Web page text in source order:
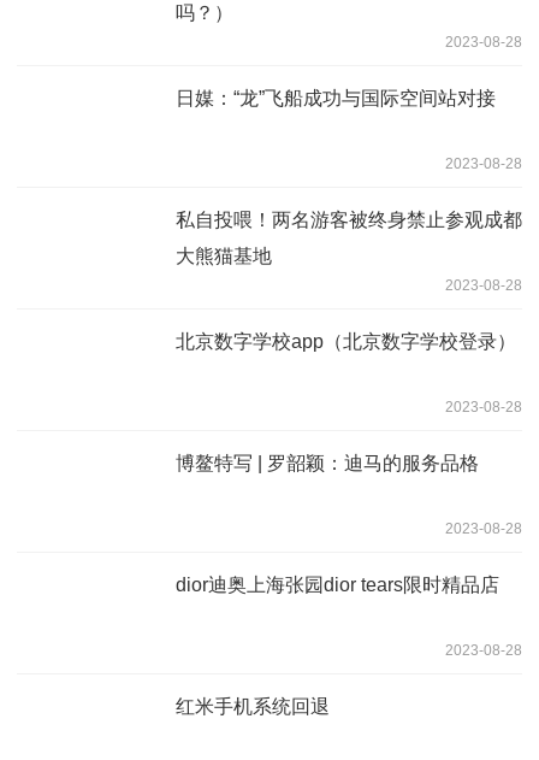
吗？）
2023-08-28
日媒：“龙”飞船成功与国际空间站对接
2023-08-28
私自投喂！两名游客被终身禁止参观成都
大熊猫基地
2023-08-28
北京数字学校app（北京数字学校登录）
2023-08-28
博鳌特写 | 罗韶颖：迪马的服务品格
2023-08-28
dior迪奥上海张园dior tears限时精品店
2023-08-28
红米手机系统回退